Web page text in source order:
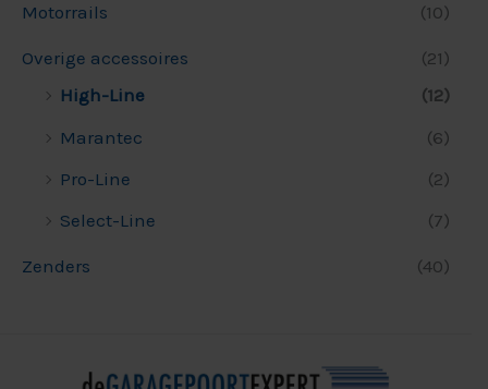
Motorrails (10)
Overige accessoires
(21)
High-Line
(12)
Marantec
(6)
Pro-Line
(2)
Select-Line
(7)
Zenders (40)